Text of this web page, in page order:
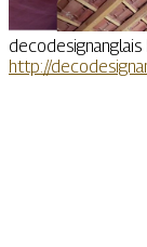
http://